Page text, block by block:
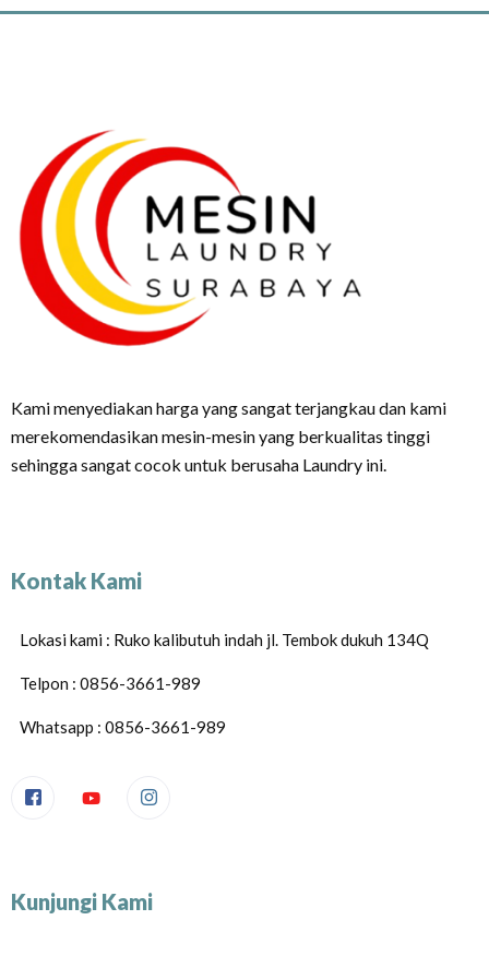
Kami menyediakan harga yang sangat terjangkau dan kami
merekomendasikan mesin-mesin yang berkualitas tinggi
sehingga sangat cocok untuk berusaha Laundry ini.
Kontak Kami
Lokasi kami : Ruko kalibutuh indah jl. Tembok dukuh 134Q
Telpon : 0856-3661-989
Whatsapp : 0856-3661-989
Kunjungi Kami